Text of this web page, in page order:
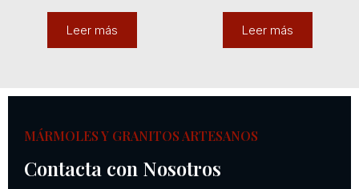
Leer más Leer más
MÁRMOLES Y GRANITOS ARTESANOS
Contacta con Nosotros